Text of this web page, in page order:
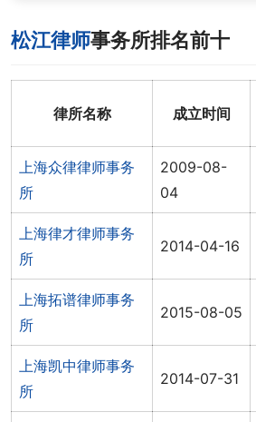
松江律师事务所排名前十
律所名称 成立时间
上海众律律师事务
所
2009-08-
04
上海律才律师事务
所
2014-04-16
上海拓谱律师事务
所
2015-08-05
上海凯中律师事务
所
2014-07-31